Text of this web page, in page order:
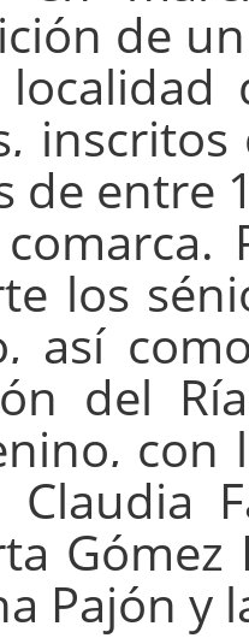
de
de entre
los
así
del
con
Claudia
Pajón y